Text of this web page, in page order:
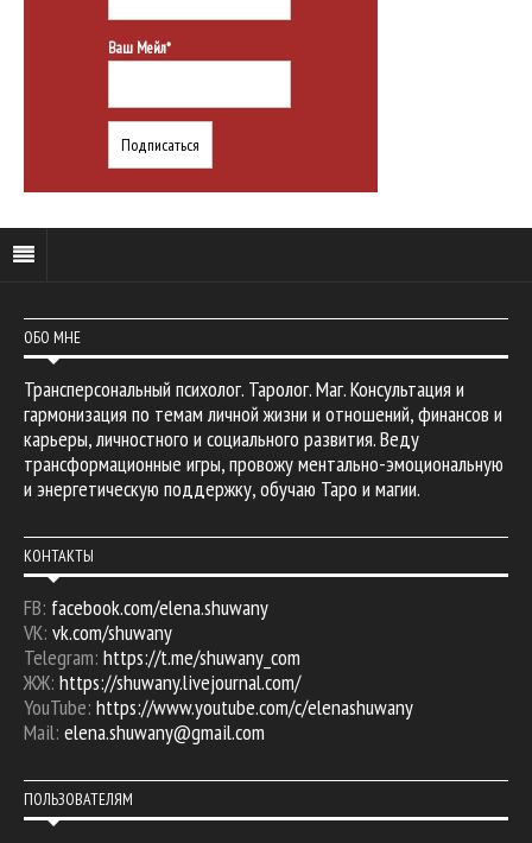
Ваш Мейл*
ОБО МНЕ
Трансперсональный психолог. Таролог. Маг. Консультация и
гармонизация по темам личной жизни и отношений, финансов и
карьеры, личностного и социального развития. Веду
трансформационные игры, провожу ментально-эмоциональную
и энергетическую поддержку, обучаю Таро и магии.
КОНТАКТЫ
FB: facebook.com/elena.shuwany
VK: vk.com/shuwany
Telegram: https://t.me/shuwany_com
ЖЖ: https://shuwany.livejournal.com/
YouTube: https://www.youtube.com/c/elenashuwany
Mail: elena.shuwany@gmail.com
ПОЛЬЗОВАТЕЛЯМ